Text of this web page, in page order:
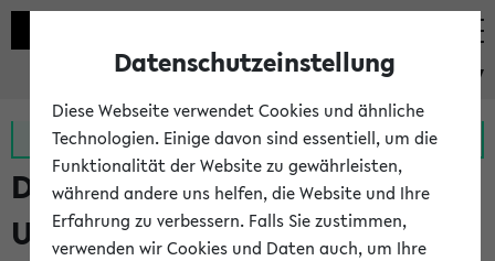
eKVV
Zur MeineUni App Zum MeineUni Portal
Das Lehrangebot der
Universität Bielefeld
Datenschutzeinstellung
Diese Webseite verwendet Cookies und ähnliche
Technologien. Einige davon sind essentiell, um die
Funktionalität der Website zu gewährleisten,
während andere uns helfen, die Website und Ihre
Erfahrung zu verbessern. Falls Sie zustimmen,
verwenden wir Cookies und Daten auch, um Ihre